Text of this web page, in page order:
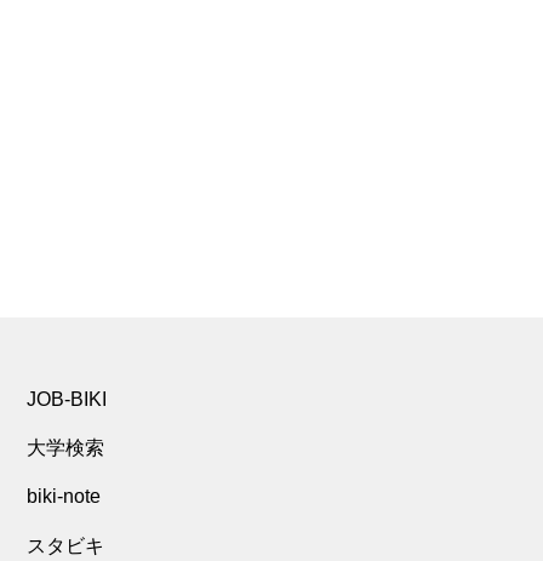
JOB-BIKI
大学検索
biki-note
スタビキ